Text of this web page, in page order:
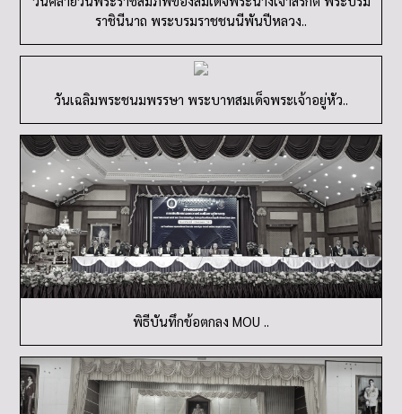
ราชินีนาถ พระบรมราชชนนีพันปีหลวง..
วันเฉลิมพระชนมพรรษา พระบาทสมเด็จพระเจ้าอยู่หัว..
พิธีบันทึกข้อตกลง MOU ..